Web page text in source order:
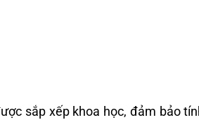
sắp xếp khoa học, đảm bảo